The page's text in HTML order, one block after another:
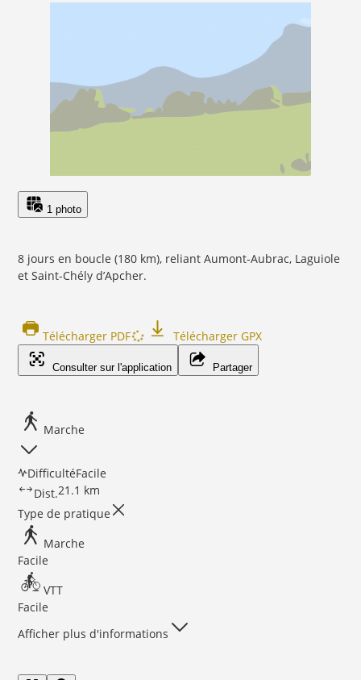
1 photo
8 jours en boucle (180 km), reliant Aumont-Aubrac, Laguiole
et Saint-Chély d’Apcher.
Télécharger PDF Télécharger GPX
Consulter sur l'application Partager
Marche
DifficultéFacile
Dist.21.1 km
Type de pratique
Marche
Facile
VTT
Facile
Afficher plus d'informations